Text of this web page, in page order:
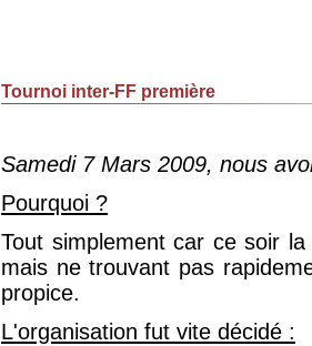
Tournoi inter-FF première
Samedi 7 Mars 2009, nous
Pourquoi ?
Tout simplement car ce soir
mais ne trouvant pas
propice.
L'organisation fut vite décidé :